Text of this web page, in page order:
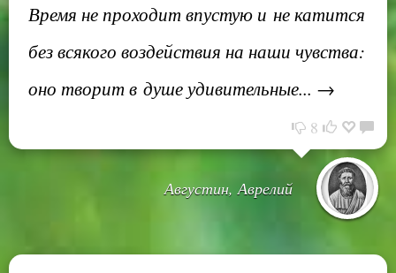
Время не проходит впустую и не катится
без всякого воздействия на наши чувства:
оно творит в душе удивительные... →
8
Августин, Аврелий